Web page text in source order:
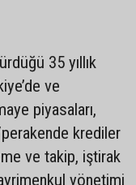
35 yıllık
ve
piyasaları,
krediler
ve takip, iştirak
yönetimi